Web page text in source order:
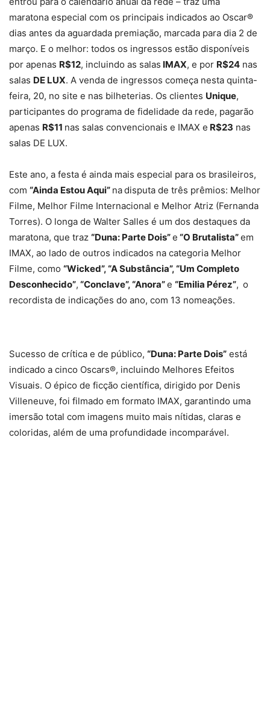
maratona especial com os principais indicados ao Oscar®
dias antes da aguardada premiação, marcada para dia 2 de
março. E o melhor: todos os ingressos estão disponíveis
por apenas R$12, incluindo as salas IMAX, e por R$24 nas
salas DE LUX. A venda de ingressos começa nesta quinta-
feira, 20, no site e nas bilheterias. Os clientes Unique,
participantes do programa de fidelidade da rede, pagarão
apenas R$11 nas salas convencionais e IMAX e R$23 nas
salas DE LUX.
Este ano, a festa é ainda mais especial para os brasileiros,
com “Ainda Estou Aqui” nadisputa de três prêmios: Melhor
Filme, Melhor Filme Internacional e Melhor Atriz (Fernanda
Torres). O longa de Walter Salles é um dos destaques da
maratona, que traz “Duna: Parte Dois”e “O Brutalista”em
IMAX, ao lado de outros indicados na categoria Melhor
Filme, como “Wicked”, “A Substância”, “Um Completo
Desconhecido”, “Conclave”, “Anora”e “Emilia Pérez”, o
recordista de indicações do ano, com 13 nomeações.
Sucesso de crítica e de público, “Duna: Parte Dois” está
indicado a cinco Oscars®, incluindo Melhores Efeitos
Visuais. O épico de ficção científica, dirigido por Denis
Villeneuve, foi filmado em formato IMAX, garantindo uma
imersão total com imagens muito mais nítidas, claras e
coloridas, além de uma profundidade incomparável.